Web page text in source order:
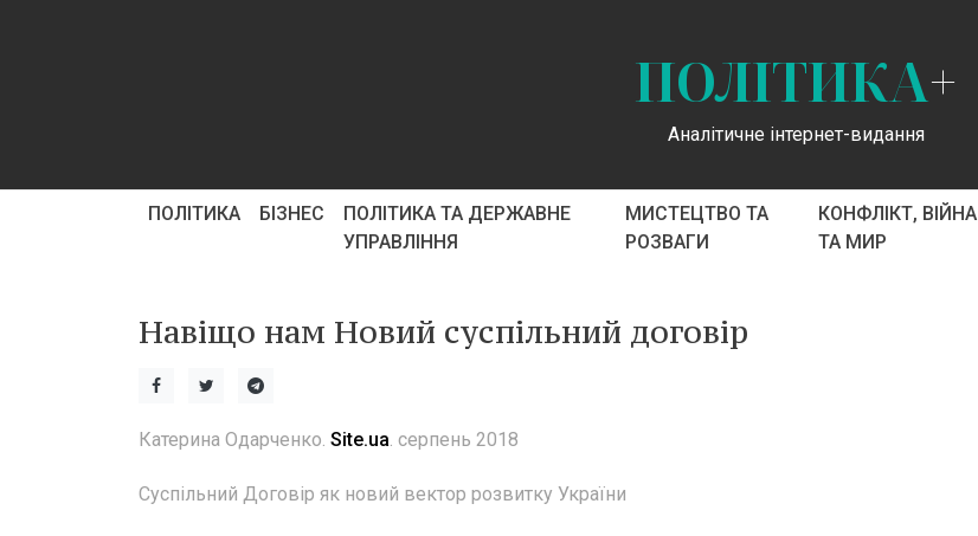
ПОЛІТИКА+
Аналітичне інтернет-видання
ПОЛІТИКА БІЗНЕС
ПОЛІТИКА ТА ДЕРЖАВНЕ
УПРАВЛІННЯ
МИСТЕЦТВО ТА
РОЗВАГИ
КОНФЛІКТ, ВІЙНА
ТА МИР
Навіщо нам Новий суспільний договір
Катерина Одарченко. Site.ua. серпень 2018
Суспільний Договір як новий вектор розвитку України